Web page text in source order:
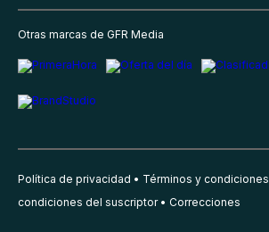
Otras marcas de GFR Media
Política de privacidad Términos y condiciones
condiciones del suscriptor
Correcciones